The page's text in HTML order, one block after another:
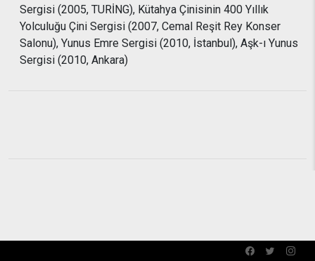
Sergisi (2005, TURİNG), Kütahya Çinisinin 400 Yıllık
Yolculuğu Çini Sergisi (2007, Cemal Reşit Rey Konser
Salonu), Yunus Emre Sergisi (2010, İstanbul), Aşk-ı Yunus
Sergisi (2010, Ankara)